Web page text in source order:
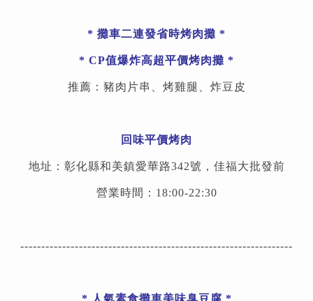
* 攤車二連發省時烤肉攤 *
* CP值爆炸高超平價烤肉攤 *
推薦：豬肉片串、烤雞腿、炸豆皮
回味平價烤肉
地址：彰化縣和美鎮愛華路342號，佳福大批發前
營業時間：18:00-22:30
-----------------------------------------------------------------
* 人氣素食攤車美味臭豆腐 *